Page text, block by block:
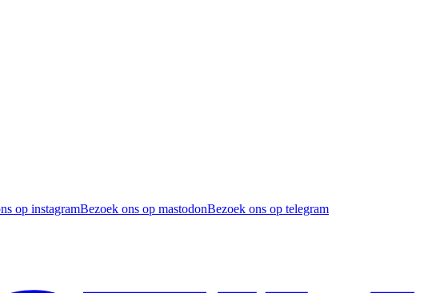
op instagramBezoek ons op mastodonBezoek ons op telegram